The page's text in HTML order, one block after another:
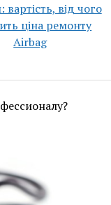
вартість, від чого
ціна ремонту
Airbag